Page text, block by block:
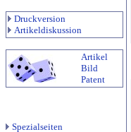
Druckversion
Artikeldiskussion
Artikel
Bild
Patent
Spezialseiten